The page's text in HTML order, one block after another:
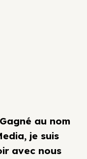
au nom
je suis
avec nous